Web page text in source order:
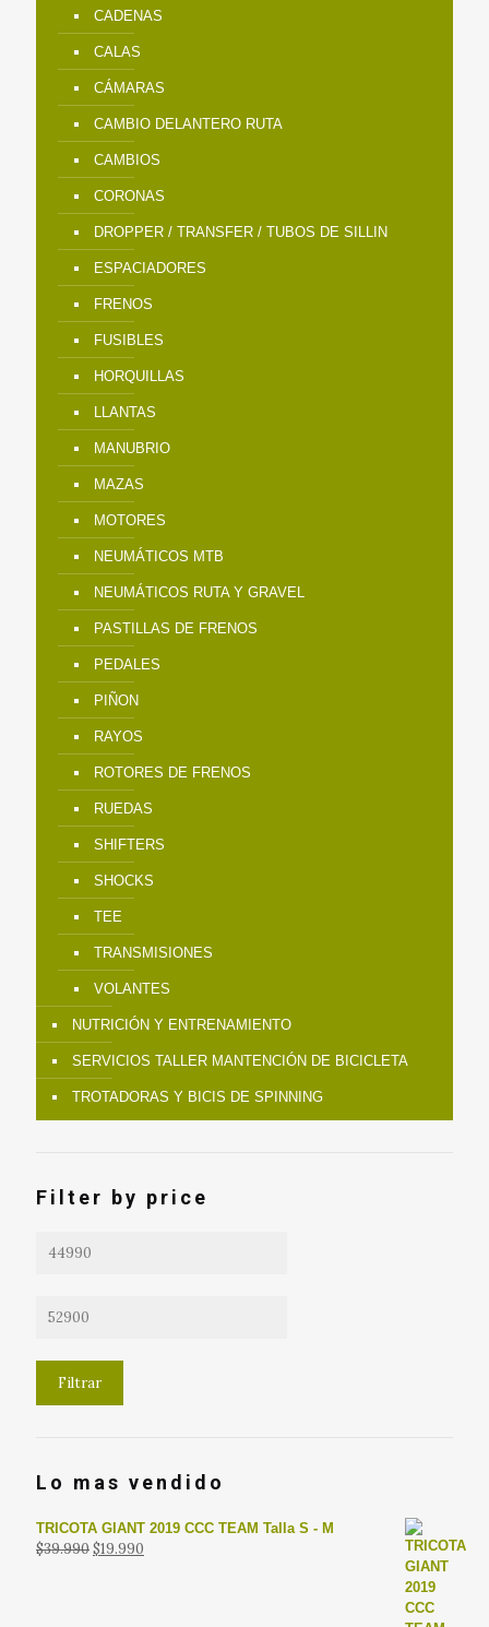
CADENAS
CALAS
CÁMARAS
CAMBIO DELANTERO RUTA
CAMBIOS
CORONAS
DROPPER / TRANSFER / TUBOS DE SILLIN
ESPACIADORES
FRENOS
FUSIBLES
HORQUILLAS
LLANTAS
MANUBRIO
MAZAS
MOTORES
NEUMÁTICOS MTB
NEUMÁTICOS RUTA Y GRAVEL
PASTILLAS DE FRENOS
PEDALES
PIÑON
RAYOS
ROTORES DE FRENOS
RUEDAS
SHIFTERS
SHOCKS
TEE
TRANSMISIONES
VOLANTES
NUTRICIÓN Y ENTRENAMIENTO
SERVICIOS TALLER MANTENCIÓN DE BICICLETA
TROTADORAS Y BICIS DE SPINNING
Filter by price
mínimo
máximo
Filtrar
Lo mas vendido
TRICOTA GIANT 2019 CCC TEAM Talla S - M
$39.990El
$19.990